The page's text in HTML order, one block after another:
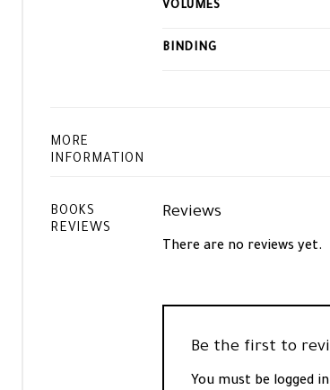
VOLUMES
BINDING
MORE
INFORMATION
BOOKS
REVIEWS
Reviews
There are no reviews yet.
You must be logged in